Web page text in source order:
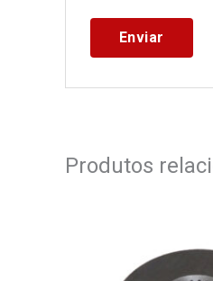
Produtos